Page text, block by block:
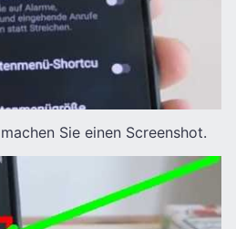
Sie einen Screenshot.